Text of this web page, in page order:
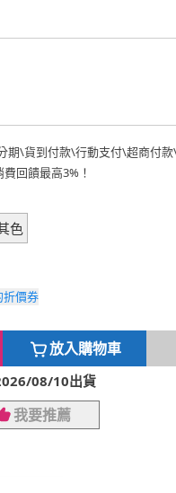
期\貨到付款\行動支付\超商付款
回饋最高3%！
色
折價券
放入購物車
08/10出貨
我要推薦